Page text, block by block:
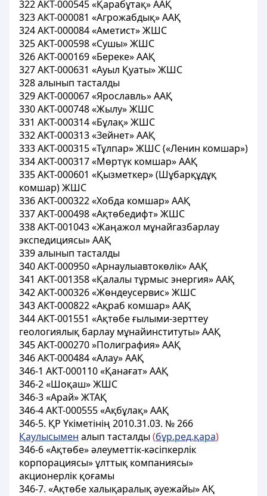
322 АКТ-000545 «Қарабұтақ» ААҚ
323 АКТ-000081 «Агрожабдық» ААҚ
324 АКТ-000084 «Аметист» ЖШС
325 АКТ-000598 «Сушы» ЖШС
326 АКТ-000169 «Береке» ААҚ
327 АКТ-000631 «Ауыл Қуаты» ЖШС
328 алынып тасталды
329 АКТ-000067 «Ярославль» ААҚ
330 АКТ-000748 «Жылу» ЖШС
331 АКТ-000314 «Бұлақ» ЖШС
332 АКТ-000313 «Зейнет» ААҚ
333 АКТ-000315 «Тұлпар» ЖШС («Ленин комшар»)
334 АКТ-000317 «Мөртүк комшар» ААҚ
335 АКТ-000601 «Қызметкер» (Шұбарқұдұқ
комшар) ЖШС
336 АКТ-000322 «Хобда комшар» ААҚ
337 АКТ-000498 «Ақтөбедифт» ЖШС
338 АКТ-001043 «Жаңажол мұнайгазбарлау
экспедициясы» ААҚ
339 алынып тасталды
340 АКТ-000950 «Арнаулыавтокөлік» ААҚ
341 АКТ-001358 «Қалалы тұрмыс энергия» ААҚ
342 АКТ-000326 «Жөндеусервис» ЖШС
343 АКТ-000822 «Ақраб комшар» ААҚ
344 АКТ-001551 «Ақтөбе ғылыми-зерттеу
геологиялық барлау мұнайинституты» ААҚ
345 АКТ-000270 »Полиграфия» ААҚ
346 АКТ-000484 «Алау» ААҚ
346-1 АКТ-000110 «Қанағат» ААҚ
346-2 «Шоқаш» ЖШС
346-3 «Арай» ЖТАҚ
346-4 АКТ-000555 «Ақбұлақ» ААҚ
346-5. ҚР Үкіметінің 2010.31.03. № 266
Қаулысымен алып тасталды(бұр.ред.қара)
346-6 «Ақтөбе» әлеуметтік-кәсіпкерлік
корпорациясы» ұлттық компаниясы»
акционерлік қоғамы
346-7. «Ақтөбе халықаралық әуежайы» АҚ